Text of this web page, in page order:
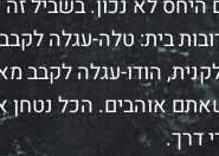
בית: טלה-עגלה לקבב
הודו-עגלה לקבב
אוהבים. הכל נטחן
דרך.